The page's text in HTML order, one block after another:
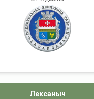
Лексаныч